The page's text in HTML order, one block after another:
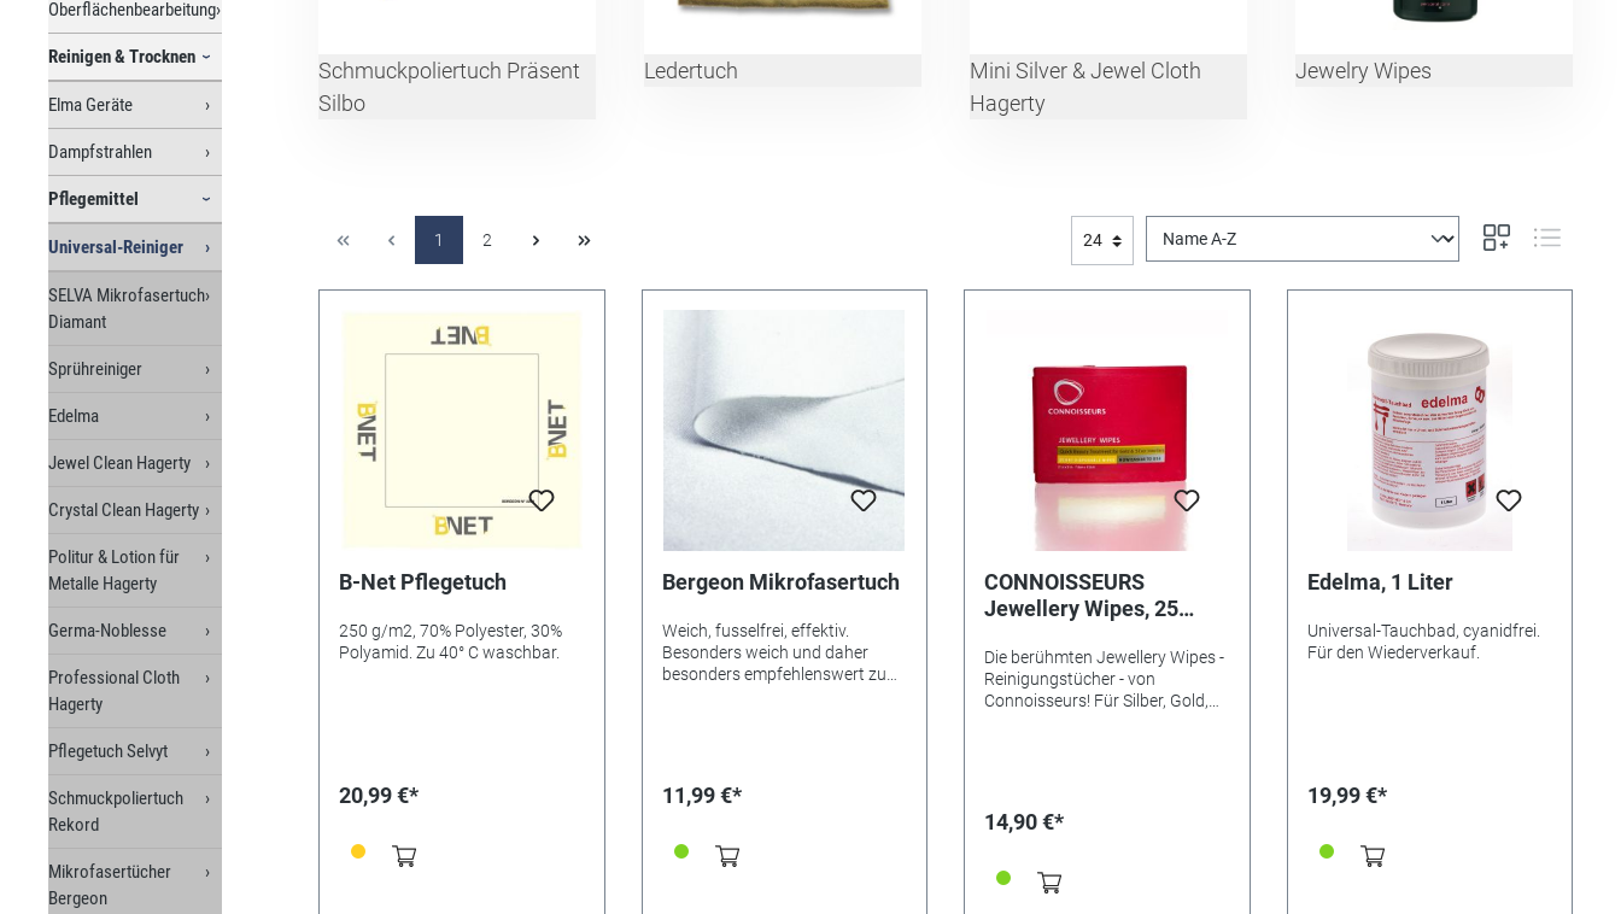
Oberflächenbearbeitung
Reinigen & Trocknen
Elma Geräte
Dampfstrahlen
Pflegemittel
Universal-Reiniger
SELVA Mikrofasertuch
Diamant
Sprühreiniger
Edelma
Jewel Clean Hagerty
Crystal Clean Hagerty
Politur & Lotion für
Metalle Hagerty
Germa-Noblesse
Professional Cloth
Hagerty
Pflegetuch Selvyt
Schmuckpoliertuch
Rekord
Mikrofasertücher
Bergeon
Schmuckpoliertuch Präsent
Silbo
Ledertuch
Mini Silver & Jewel Cloth
Hagerty
Jewelry Wipes
1 2
B-Net Pflegetuch
250 g/m2, 70% Polyester, 30%
Polyamid. Zu 40° C waschbar.
20,99 €*
Bergeon Mikrofasertuch
Weich, fusselfrei, effektiv.
Besonders weich und daher
besonders empfehlenswert zum
maximal 40° C waschbar.
11,99 €*
CONNOISSEURS
Jewellery Wipes, 25
Die berühmten Jewellery Wipes -
Reinigungstücher - von
Connoisseurs! Für Silber, Gold,
mit der Sie Gold- und
jederzeit reinigen können.
Connoisseur Jewellery Wipes
14,90 €*
Edelma, 1 Liter
Universal-Tauchbad, cyanidfrei.
Für den Wiederverkauf.
19,99 €*